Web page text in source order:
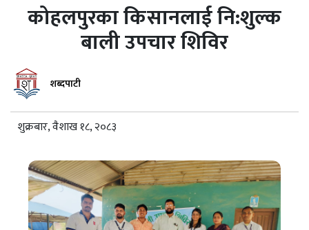
कोहलपुरका किसानलाई नि:शुल्क
बाली उपचार शिविर
शब्दपाटी
शुक्रबार, वैशाख १८, २०८३